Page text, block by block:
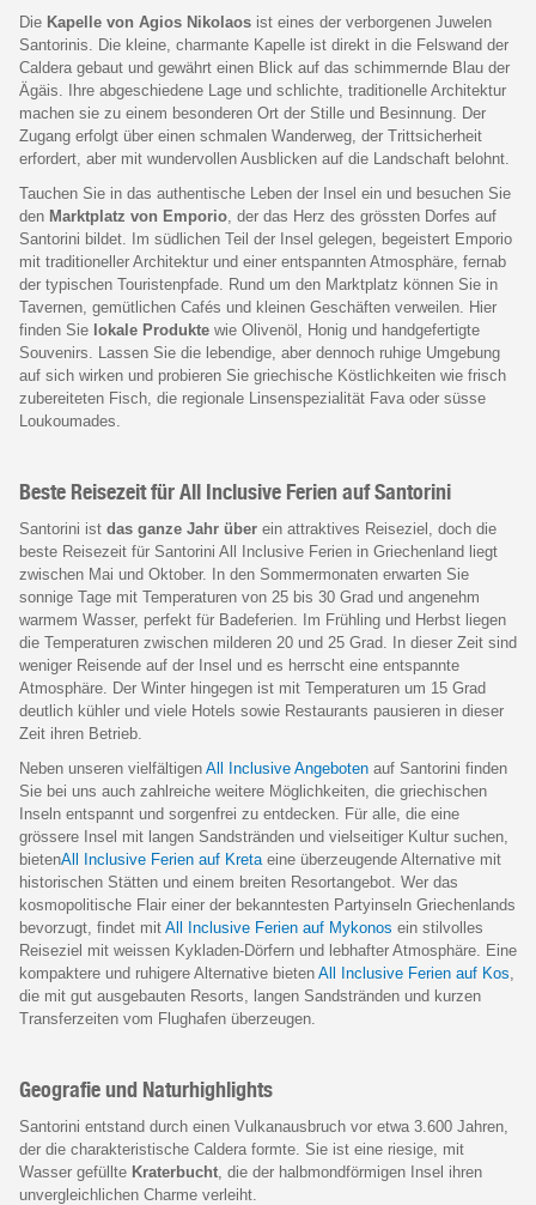
Die Kapelle von Agios Nikolaos ist eines der verborgenen Juwelen
Santorinis. Die kleine, charmante Kapelle ist direkt in die Felswand der
Caldera gebaut und gewährt einen Blick auf das schimmernde Blau der
Ägäis. Ihre abgeschiedene Lage und schlichte, traditionelle Architektur
machen sie zu einem besonderen Ort der Stille und Besinnung. Der
Zugang erfolgt über einen schmalen Wanderweg, der Trittsicherheit
erfordert, aber mit wundervollen Ausblicken auf die Landschaft belohnt.
Tauchen Sie in das authentische Leben der Insel ein und besuchen Sie
den Marktplatz von Emporio, der das Herz des grössten Dorfes auf
Santorini bildet. Im südlichen Teil der Insel gelegen, begeistert Emporio
mit traditioneller Architektur und einer entspannten Atmosphäre, fernab
der typischen Touristenpfade. Rund um den Marktplatz können Sie in
Tavernen, gemütlichen Cafés und kleinen Geschäften verweilen. Hier
finden Sie lokale Produkte wie Olivenöl, Honig und handgefertigte
Souvenirs. Lassen Sie die lebendige, aber dennoch ruhige Umgebung
auf sich wirken und probieren Sie griechische Köstlichkeiten wie frisch
zubereiteten Fisch, die regionale Linsenspezialität Fava oder süsse
Loukoumades.
Beste Reisezeit für All Inclusive Ferien auf Santorini
Santorini ist das ganze Jahr über ein attraktives Reiseziel, doch die
beste Reisezeit für Santorini All Inclusive Ferien in Griechenland liegt
zwischen Mai und Oktober. In den Sommermonaten erwarten Sie
sonnige Tage mit Temperaturen von 25 bis 30 Grad und angenehm
warmem Wasser, perfekt für Badeferien. Im Frühling und Herbst liegen
die Temperaturen zwischen milderen 20 und 25 Grad. In dieser Zeit sind
weniger Reisende auf der Insel und es herrscht eine entspannte
Atmosphäre. Der Winter hingegen ist mit Temperaturen um 15 Grad
deutlich kühler und viele Hotels sowie Restaurants pausieren in dieser
Zeit ihren Betrieb.
Neben unseren vielfältigen All Inclusive Angeboten auf Santorini finden
Sie bei uns auch zahlreiche weitere Möglichkeiten, die griechischen
Inseln entspannt und sorgenfrei zu entdecken. Für alle, die eine
grössere Insel mit langen Sandstränden und vielseitiger Kultur suchen,
bietenAll Inclusive Ferien auf Kretaeine überzeugende Alternative mit
historischen Stätten und einem breiten Resortangebot. Wer das
kosmopolitische Flair einer der bekanntesten Partyinseln Griechenlands
bevorzugt, findet mit All Inclusive Ferien auf Mykonos ein stilvolles
Reiseziel mit weissen Kykladen-Dörfern und lebhafter Atmosphäre. Eine
kompaktere und ruhigere Alternative bieten All Inclusive Ferien auf Kos,
die mit gut ausgebauten Resorts, langen Sandstränden und kurzen
Transferzeiten vom Flughafen überzeugen.
Geografie und Naturhighlights
Santorini entstand durch einen Vulkanausbruch vor etwa 3.600 Jahren,
der die charakteristische Caldera formte. Sie ist eine riesige, mit
Wasser gefüllte Kraterbucht, die der halbmondförmigen Insel ihren
unvergleichlichen Charme verleiht.